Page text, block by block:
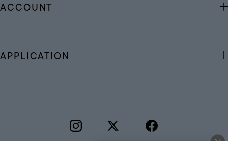
ACCOUNT
APPLICATION